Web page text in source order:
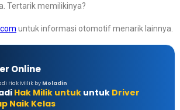
Tertarik memilikinya?
untuk informasi otomotif menarik lainnya.
Online
Hak Milik by Moladin
Hak Milik untuk untuk Driver
Naik Kelas